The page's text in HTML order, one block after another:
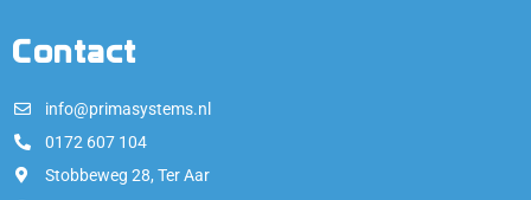
Contact
info@primasystems.nl
0172 607 104
Stobbeweg 28, Ter Aar